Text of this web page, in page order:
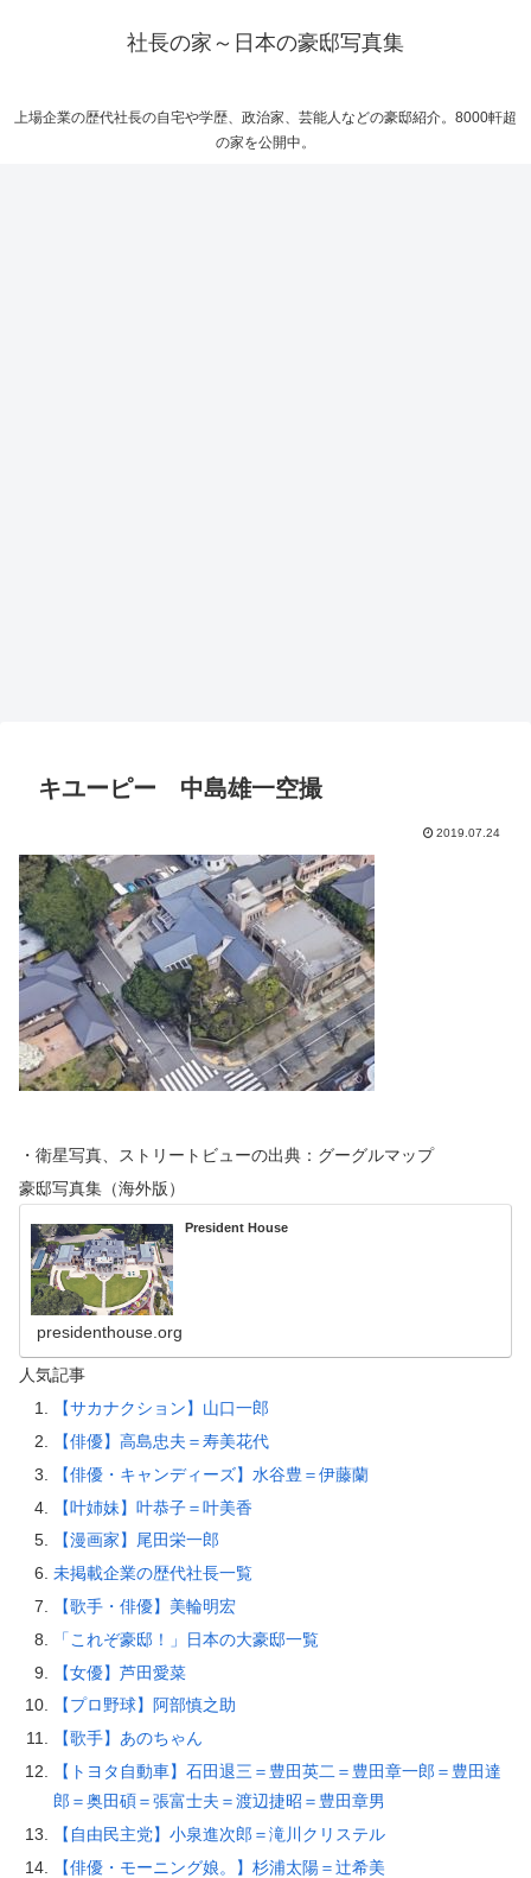
社長の家～日本の豪邸写真集
上場企業の歴代社長の自宅や学歴、政治家、芸能人などの豪邸紹介。8000軒超
の家を公開中。
キユーピー 中島雄一空撮
2019.07.24
・衛星写真、ストリートビューの出典：グーグルマップ
豪邸写真集（海外版）
President House
presidenthouse.org
人気記事
【サカナクション】山口一郎
【俳優】高島忠夫＝寿美花代
【俳優・キャンディーズ】水谷豊＝伊藤蘭
【叶姉妹】叶恭子＝叶美香
【漫画家】尾田栄一郎
未掲載企業の歴代社長一覧
【歌手・俳優】美輪明宏
「これぞ豪邸！」日本の大豪邸一覧
【女優】芦田愛菜
【プロ野球】阿部慎之助
【歌手】あのちゃん
【トヨタ自動車】石田退三＝豊田英二＝豊田章一郎＝豊田達
郎＝奥田碩＝張富士夫＝渡辺捷昭＝豊田章男
【自由民主党】小泉進次郎＝滝川クリステル
【俳優・モーニング娘。】杉浦太陽＝辻希美